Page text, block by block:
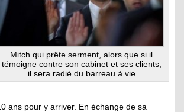
Mitch qui prête serment, alors que si il
témoigne contre son cabinet et ses clients,
il sera radié du barreau à vie
ans pour y arriver. En échange de sa